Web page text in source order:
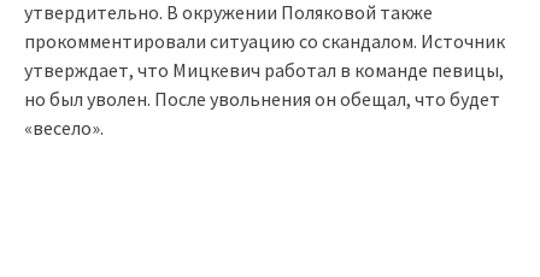
утвердительно. В окружении Поляковой также
прокомментировали ситуацию со скандалом. Источник
утверждает, что Мицкевич работал в команде певицы,
но был уволен. После увольнения он обещал, что будет
«весело».